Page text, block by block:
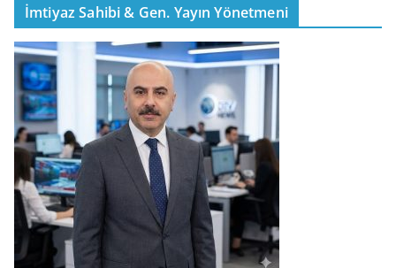
İmtiyaz Sahibi & Gen. Yayın Yönetmeni